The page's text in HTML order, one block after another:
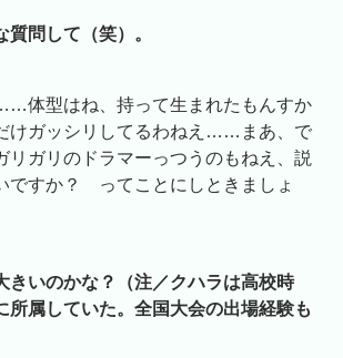
質問して（笑）。
体型はね、持って生まれたもんすか
けガッシリしてるわねえ……まあ、で
ガリのドラマーっつうのもねえ、説
ですか？ ってことにしときましょ
きいのかな？（注／クハラは高校時
所属していた。全国大会の出場経験も